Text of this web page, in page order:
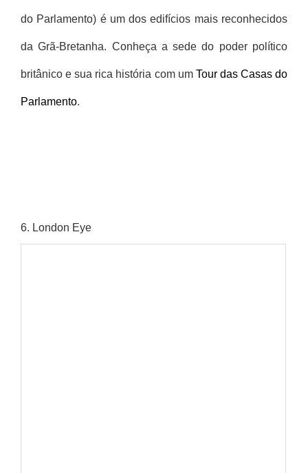
do Parlamento) é um dos edifícios mais reconhecidos
da Grã-Bretanha. Conheça a sede do poder político
britânico e sua rica história com um Tour das Casas do
Parlamento.
6. London Eye